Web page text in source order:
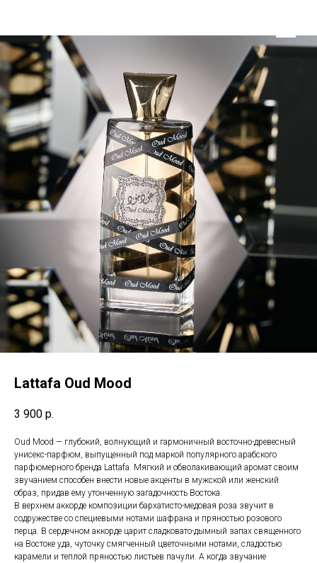
Lattafa Oud Mood
3 900 р.
Oud Mood — глубокий, волнующий и гармоничный восточно-древесный
унисекс-парфюм, выпущенный под маркой популярного арабского
парфюмерного бренда Lattafa. Мягкий и обволакивающий аромат своим
звучанием способен внести новые акценты в мужской или женский
образ, придав ему утонченную загадочность Востока.
В верхнем аккорде композиции бархатисто-медовая роза звучит в
содружестве со специевыми нотами шафрана и пряностью розового
перца. В сердечном аккорде царит сладковато-дымный запах священного
на Востоке уда, чуточку смягченный цветочными нотами, сладостью
карамели и теплой пряностью листьев пачули. А когда звучание